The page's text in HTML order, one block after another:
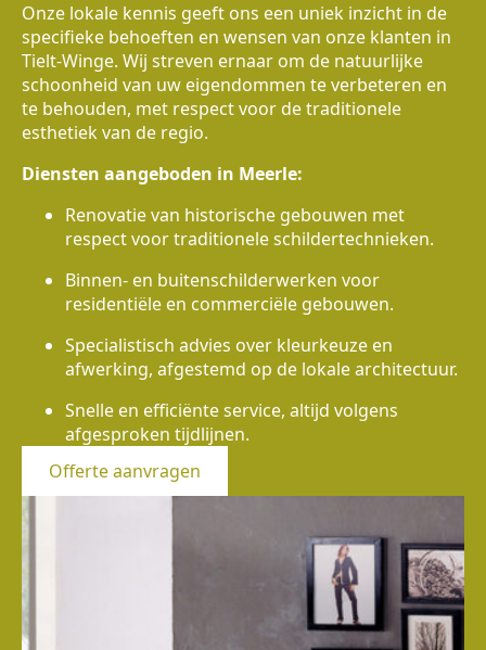
Onze lokale kennis geeft ons een uniek inzicht in de
specifieke behoeften en wensen van onze klanten in
Tielt-Winge. Wij streven ernaar om de natuurlijke
schoonheid van uw eigendommen te verbeteren en
te behouden, met respect voor de traditionele
esthetiek van de regio.
Diensten aangeboden in Meerle:
Renovatie van historische gebouwen met
respect voor traditionele schildertechnieken.
Binnen- en buitenschilderwerken voor
residentiële en commerciële gebouwen.
Specialistisch advies over kleurkeuze en
afwerking, afgestemd op de lokale architectuur.
Snelle en efficiënte service, altijd volgens
afgesproken tijdlijnen.
Offerte aanvragen